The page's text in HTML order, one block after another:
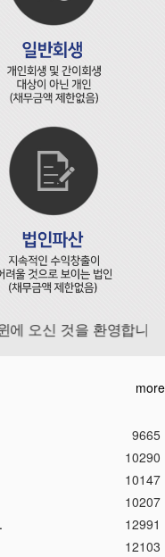
오신 것을 환영합니다.
more
9665
10290
10147
10207
12991
12103